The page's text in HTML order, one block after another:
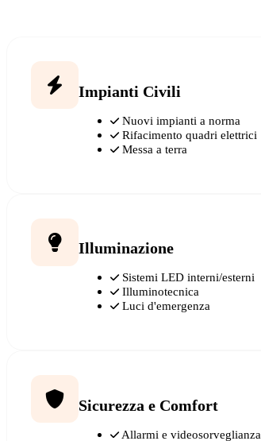
Impianti Civili
Nuovi impianti a norma
Rifacimento quadri elettrici
Messa a terra
Illuminazione
Sistemi LED interni/esterni
Illuminotecnica
Luci d'emergenza
Sicurezza e Comfort
Allarmi e videosorveglianza